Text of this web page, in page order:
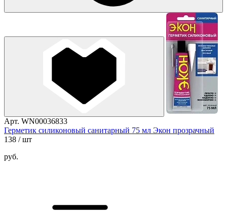
Арт. WN00036833
Герметик силиконовый санитарный 75 мл Экон прозрачный
138 / шт
руб.